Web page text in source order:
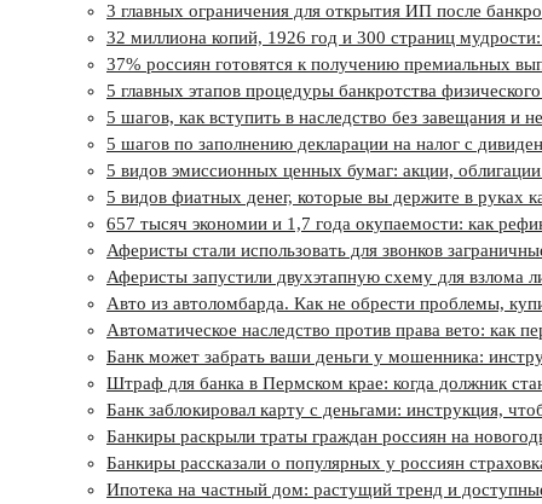
3 главных ограничения для открытия ИП после
32 миллиона копий, 1926 год и 300 страниц
37% россиян готовятся к получению премиальных
5 главных этапов процедуры банкротства
5 шагов, как вступить в наследство без завещания и
5 шагов по заполнению декларации на налог с
5 видов эмиссионных ценных бумаг: акции,
5 видов фиатных денег, которые вы держите в руках
657 тысяч экономии и 1,7 года окупаемости: как
Аферисты стали использовать для звонков
Аферисты запустили двухэтапную схему для взлома
Авто из автоломбарда. Как не обрести проблемы,
Автоматическое наследство против права вето: как
Банк может забрать ваши деньги у мошенника:
Штраф для банка в Пермском крае: когда должник
Банк заблокировал карту с деньгами: инструкция,
Банкиры раскрыли траты граждан россиян на
Банкиры рассказали о популярных у россиян
Ипотека на частный дом: растущий тренд и